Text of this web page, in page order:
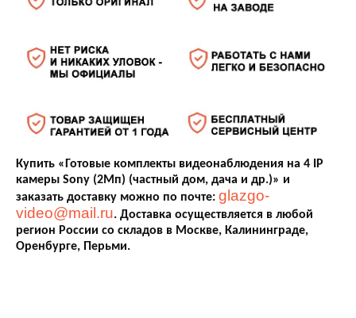
Купить «Готовые комплекты видеонаблюдения на 4 IP
камеры Sony (2Мп) (частный дом, дача и др.)» и
заказать доставку можно по почте: glazgo-
video@mail.ru. Доставка осуществляется в любой
регион России со складов в Москве, Калининграде,
Оренбурге, Перьми.